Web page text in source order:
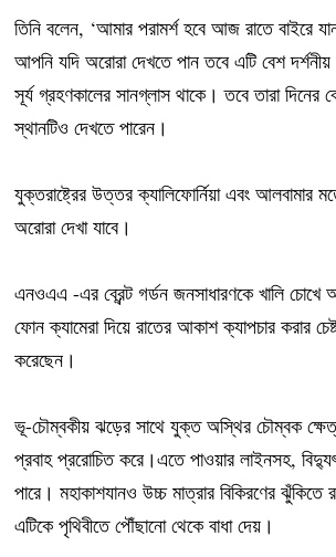
তিনি বলেন, ‘আমার পরামর্শ হবে আজ রাতে বাইরে
আপনি যদি অরোরা দেখতে পান তবে এটি বেশ
সূর্য গ্রহণকালের সানগ্লাস থাকে। তবে তারা দিনের
স্থানটিও দেখতে পারেন।
যুক্তরাষ্ট্রের উত্তর ক্যালিফোর্নিয়া এবং আলবামার
অরোরা দেখা যাবে।
এনওএএ -এর ব্রেন্ট গর্ডন জনসাধারণকে খালি চোখে
ফোন ক্যামেরা দিয়ে রাতের আকাশ ক্যাপচার করার
করেছেন।
ভূ-চৌম্বকীয় ঝড়ের সাথে যুক্ত অস্থির চৌম্বক ক্ষেত্র
প্রবাহ প্ররোচিত করে।এতে পাওয়ার লাইনসহ,
পারে। মহাকাশযানও উচ্চ মাত্রার বিকিরণের ঝুঁকিতে
এটিকে পৃথিবীতে পৌঁছানো থেকে বাধা দেয়।